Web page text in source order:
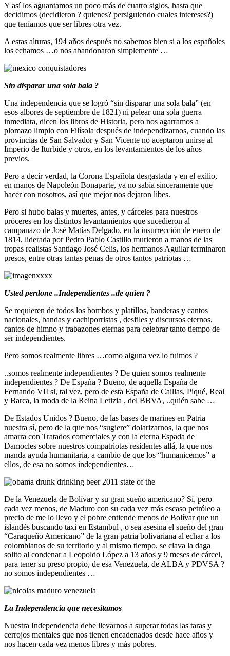
Y así los aguantamos un poco más de cuatro siglos, hasta que
decidimos (decidieron ? quienes? persiguiendo cuales intereses?)
que teníamos que ser libres otra vez.
A estas alturas, 194 años después no sabemos bien si a los españoles
los echamos …o nos abandonaron simplemente …
Sin disparar una sola bala ?
Una independencia que se logró “sin disparar una sola bala” (en
esos albores de septiembre de 1821) ni pelear una sola guerra
inmediata, dicen los libros de Historia, pero nos agarramos a
plomazo limpio con Filísola después de independizarnos, cuando las
provincias de San Salvador y San Vicente no aceptaron unirse al
Imperio de Iturbide y otros, en los levantamientos de los años
previos.
Pero a decir verdad, la Corona Española desgastada y en el exilio,
en manos de Napoleón Bonaparte, ya no sabía sinceramente que
hacer con nosotros, así que mejor nos dejaron libes.
Pero si hubo balas y muertes, antes, y cárceles para nuestros
próceres en los distintos levantamientos que sucedieron al
campanazo de José Matías Delgado, en la insurrección de enero de
1814, liderada por Pedro Pablo Castillo murieron a manos de las
tropas realistas Santiago José Celis, los hermanos Aguilar terminaron
presos, entre otras tantas penas de otros tantos patriotas …
Usted perdone ..Independientes ..de quien ?
Se requieren de todos los bombos y platillos, banderas y cantos
nacionales, bandas y cachiporristas , desfiles y discursos eternos,
cantos de himno y trabazones eternas para celebrar tanto tiempo de
ser independientes.
Pero somos realmente libres …como alguna vez lo fuimos ?
..somos realmente independientes ? De quien somos realmente
independientes ? De España ? Bueno, de aquella España de
Fernando VII si, tal vez, pero de esta España de Caillas, Piqué, Real
y Barca, la moda de la Reina Letizia , del BBVA, ..quién sabe …
De Estados Unidos ? Bueno, de las bases de marines en Patria
nuestra sí, pero de la que nos “sugiere” dolarizarnos, la que nos
amarra con Tratados comerciales y con la eterna Espada de
Damocles sobre nuestros compatriotas residentes allá, la que nos
manda ayuda humanitaria, a cambio de que los “humanicemos” a
ellos, de esa no somos independientes…
De la Venezuela de Bolívar y su gran sueño americano? Sí, pero
cada vez menos, de Maduro con su cada vez más escaso petróleo a
precio de me lo llevo y el pobre entiende menos de Bolívar que un
islandés buscando taxi en Estambul , o sea asesina el sueño del gran
“Caraqueño Americano” de la gran patria bolivariana al echar a los
colombianos de su territorio y al mismo tiempo, se clava la daga
solito al condenar a Leopoldo López a 13 años y 9 meses de cárcel,
para tener su preso propio, de esa Venezuela, de ALBA y PDVSA ?
no somos independientes …
La Independencia que necesitamos
Nuestra Independencia debe llevarnos a superar todas las taras y
cerrojos mentales que nos tienen encadenados desde hace años y
nos hacen cada vez menos libres y más pobres.